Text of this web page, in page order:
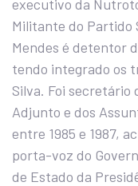
executivo da
Militante do Partido
Mendes é detentor
tendo integrado os
Silva. Foi secretário
Adjunto e dos
entre 1985 e 1987,
porta-voz do
de Estado da